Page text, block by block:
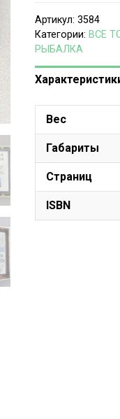
Артикул:3584
Категории: ВСЕ
РЫБАЛКА
Вес
Габариты
Страниц
ISBN